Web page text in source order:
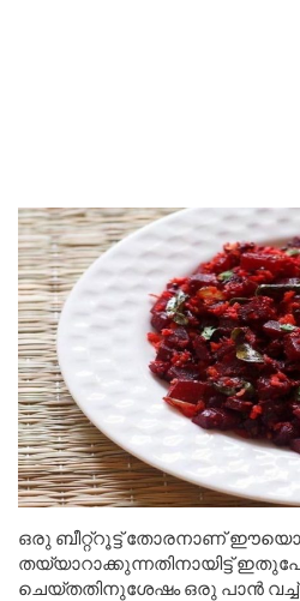
ഒരു ബീറ്റ്റൂട്ട് തോരനാണ്
തയ്യാറാക്കുന്നതിനായിട്ട്
ചെയ്തതിനുശേഷം ഒരു പാൻ